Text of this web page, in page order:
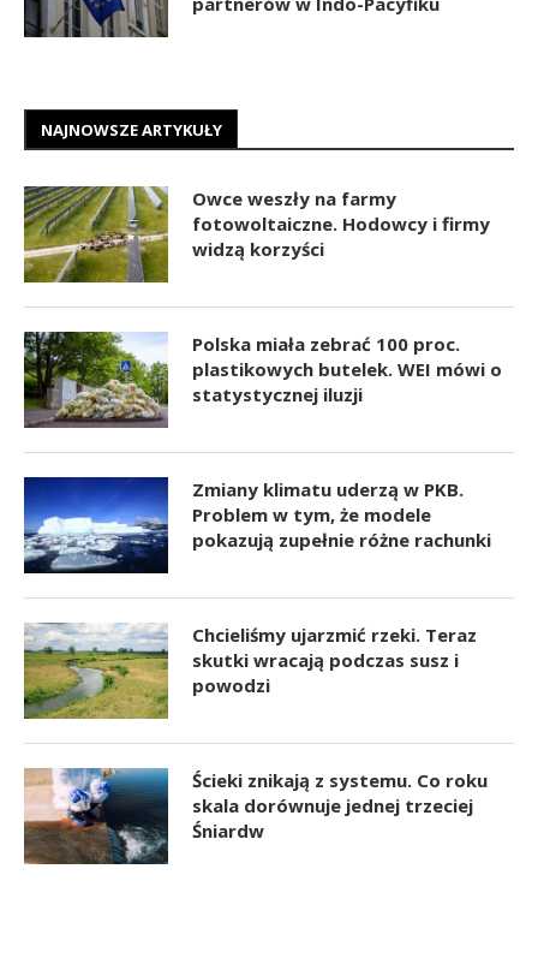
NAJNOWSZE ARTYKUŁY
Owce weszły na farmy
fotowoltaiczne. Hodowcy i firmy
widzą korzyści
Polska miała zebrać 100 proc.
plastikowych butelek. WEI mówi o
statystycznej iluzji
Zmiany klimatu uderzą w PKB.
Problem w tym, że modele
pokazują zupełnie różne rachunki
Chcieliśmy ujarzmić rzeki. Teraz
skutki wracają podczas susz i
powodzi
Ścieki znikają z systemu. Co roku
skala dorównuje jednej trzeciej
Śniardw